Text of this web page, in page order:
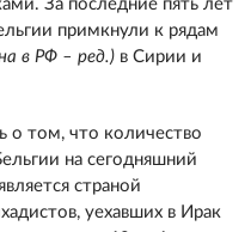
За последние пять лет
примкнули к рядам
в РФ – ред.) в Сирии и
о том, что количество
на сегодняшний
страной
уехавших в Ирак